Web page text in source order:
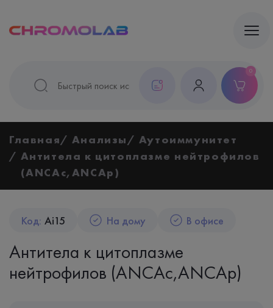
0
Главная Анализы
Аутоиммунитет
Антитела к цитоплазме нейтрофилов
(ANCAс,ANCAp)
Код: Ai15 На дому В офисе
Антитела к цитоплазме
нейтрофилов (ANCAс,ANCAp)